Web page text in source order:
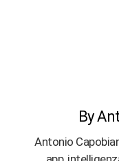
By
Antonio